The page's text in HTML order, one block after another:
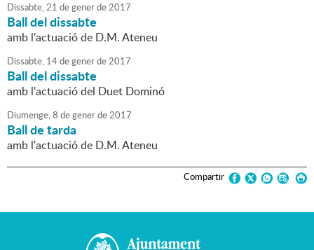
Dissabte,21 degenerde2017
Ball del dissabte
amb l'actuació de D.M. Ateneu
Dissabte, 14degenerde2017
Ball del dissabte
amb l'actuació del Duet Dominó
Diumenge,8 degenerde2017
Ball de tarda
amb l'actuació de D.M. Ateneu
Compartir